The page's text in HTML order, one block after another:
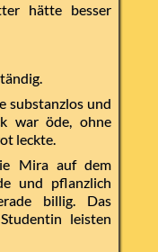
hätte besser
substanzlos und
war öde, ohne
leckte.
Mira auf dem
und pflanzlich
billig. Das
leisten